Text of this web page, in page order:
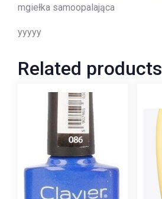
mgiełka samoopalająca
yyyyy
Related products